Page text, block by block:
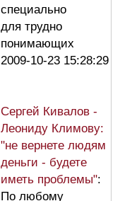
специально
для трудно
понимающих
2009-10-23 15:28:29
Сергей Кивалов -
Леониду Климову:
"не вернете людям
деньги - будете
иметь проблемы":
По любому